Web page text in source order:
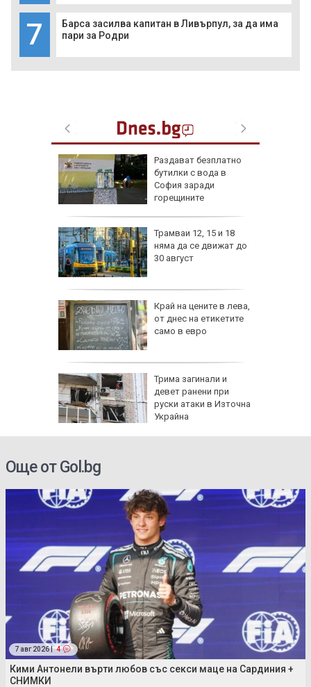
7
Барса засилва капитан в Ливърпул, за да има
пари за Родри
Раздават безплатно
бутилки с вода в
София заради
горещините
Трамваи 12, 15 и 18
няма да се движат до
30 август
Край на цените в лева,
от днес на етикетите
само в евро
Трима загинали и
девет ранени при
руски атаки в Източна
Украйна
Още от Gol.bg
7 авг 2026 | 4
Кими Антонели върти любов със секси маце на Сардиния +
СНИМКИ